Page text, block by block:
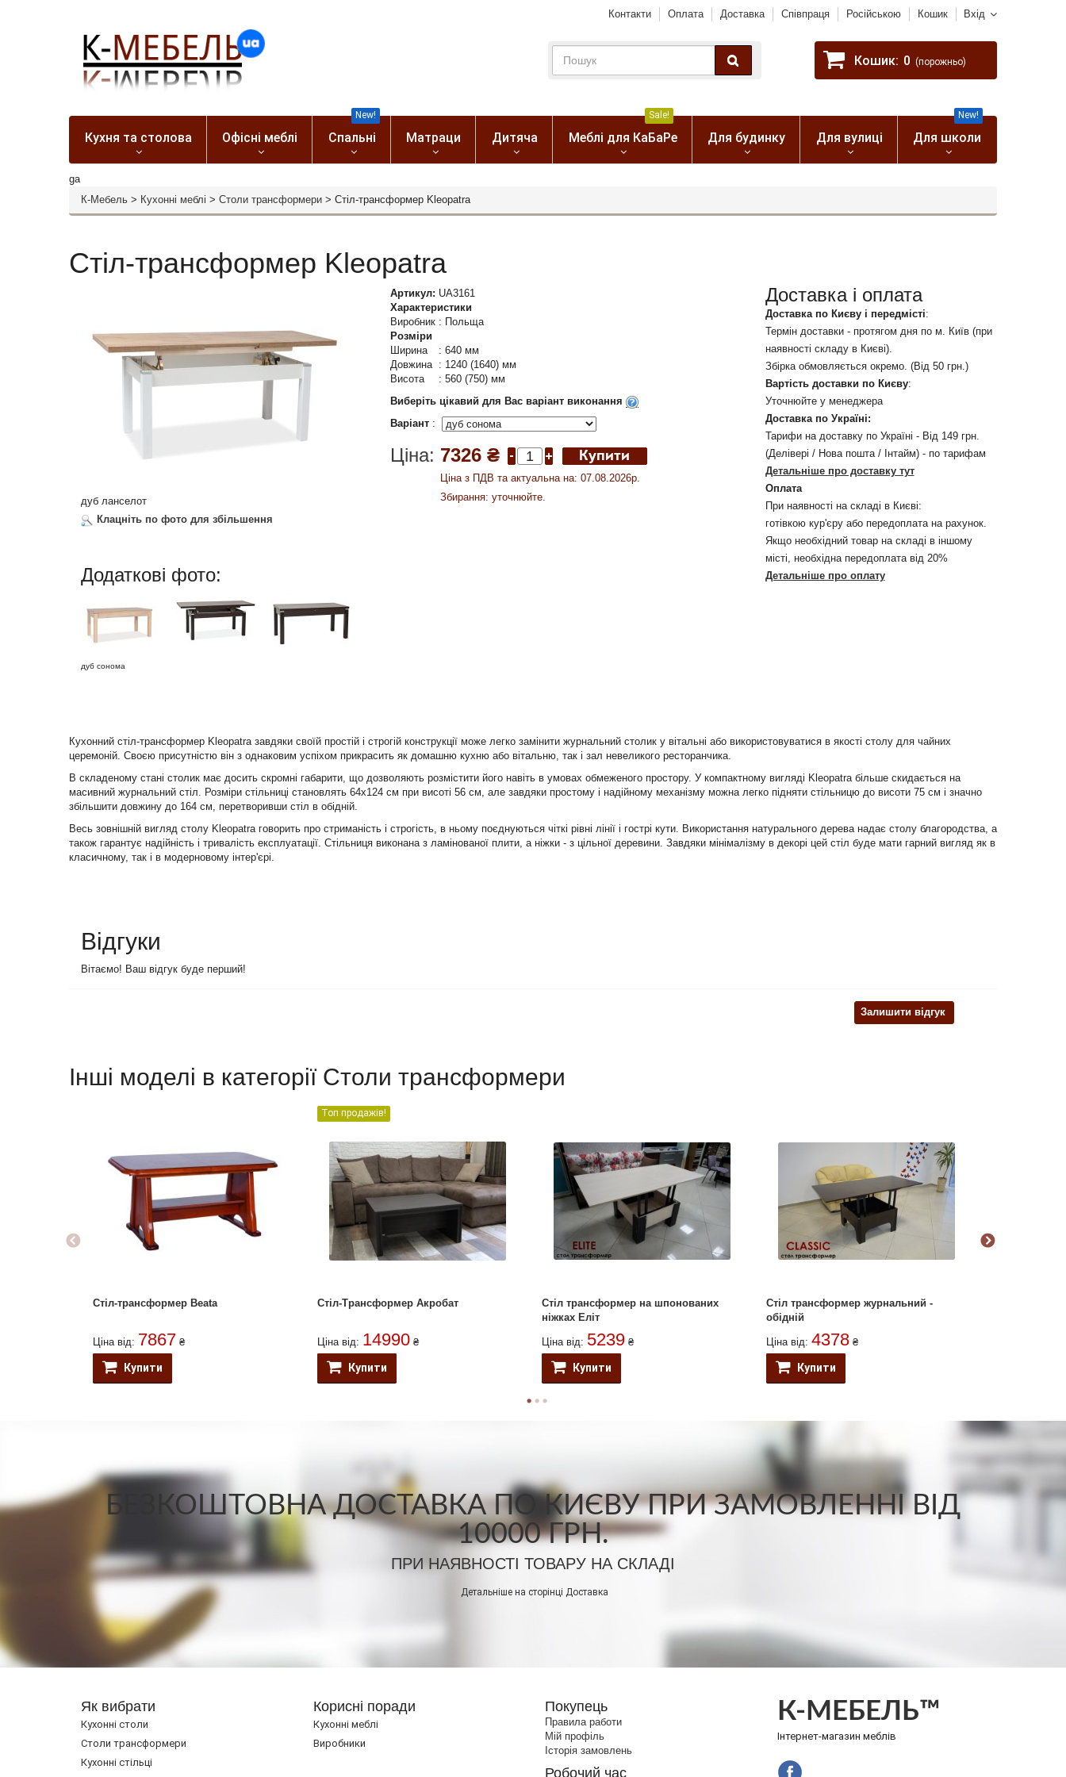
Вхід
Контакти Оплата Доставка Співпраця Російською Кошик
Кошик: 0 (порожньо)
Кухня та столова Офісні меблі Спальні
New!
Матраци Дитяча Меблі для КаБаРе
Sale!
Для будинку Для вулиці Для школи
New!
ga
К-Мебель > Кухонні меблі > Столи трансформери > Стіл-трансформер Kleopatra
Стіл-трансформер Kleopatra
дуб ланселот
Клацніть по фото для збільшення
Додаткові фото:
дуб сонома
Артикул: UA3161
Характеристики
Виробник : Польща
Розміри
Ширина
: 640 мм
Довжина : 1240 (1640) мм
Висота
: 560 (750) мм
Виберіть цікавий для Вас варіант виконання
Варіант :
Ціна: 7326 ₴
Ціна з ПДВ та актуальна на: 07.08.2026р.
Збирання: уточнюйте.
Доставка і оплата
Доставка по Києву і передмісті:
Термін доставки - протягом дня по м. Київ (при
наявності складу в Києві).
Збірка обмовляється окремо. (Від 50 грн.)
Вартість доставки по Києву:
Уточнюйте у менеджера
Доставка по Україні:
Тарифи на доставку по Україні - Від 149 грн.
(Делівері / Нова пошта / Інтайм) - по тарифам
Детальніше про доставку тут
Оплата
При наявності на складі в Києві:
готівкою кур'єру або передоплата на рахунок.
Якщо необхідний товар на складі в іншому
місті, необхідна передоплата від 20%
Детальніше про оплату
Кухонний стіл-трансформер Kleopatra завдяки своїй простій і строгій конструкції може легко замінити журнальний столик у вітальні або використовуватися в якості столу для чайних
церемоній. Своєю присутністю він з однаковим успіхом прикрасить як домашню кухню або вітальню, так і зал невеликого ресторанчика.
В складеному стані столик має досить скромні габарити, що дозволяють розмістити його навіть в умовах обмеженого простору. У компактному вигляді Kleopatra більше скидається на
масивний журнальний стіл. Розміри стільниці становлять 64х124 см при висоті 56 см, але завдяки простому і надійному механізму можна легко підняти стільницю до висоти 75 см і значно
збільшити довжину до 164 см, перетворивши стіл в обідній.
Весь зовнішній вигляд столу Kleopatra говорить про стриманість і строгість, в ньому поєднуються чіткі рівні лінії і гострі кути. Використання натурального дерева надає столу благородства, а
також гарантує надійність і тривалість експлуатації. Стільниця виконана з ламінованої плити, а ніжки - з цільної деревини. Завдяки мінімалізму в декорі цей стіл буде мати гарний вигляд як в
класичному, так і в модерновому інтер'єрі.
Відгуки
Вітаємо! Ваш відгук буде перший!
Залишити відгук
Інші моделі в категорії Столи трансформери
Стіл-трансформер Beata
Ціна від: 7867 ₴
Купити
Топ продажів!
Стіл-Трансформер Акробат
Ціна від: 14990 ₴
Купити
Стіл трансформер на шпонованих
ніжках Еліт
Ціна від: 5239 ₴
Купити
Стіл трансформер журнальний -
обідній
Ціна від: 4378 ₴
Купити
БЕЗКОШТОВНА ДОСТАВКА ПО КИЄВУ ПРИ ЗАМОВЛЕННІ ВІД
10000 ГРН.
ПРИ НАЯВНОСТІ ТОВАРУ НА СКЛАДІ
Детальніше на сторінці Доставка
Як вибрати
Кухонні столи
Cтоли трансформери
Кухонні стільці
Корисні поради
Кухонні меблі
Виробники
Покупець
Правила работи
Мій профіль
Історія замовлень
Робочий час
К-МЕБЕЛЬ™
Інтернет-магазин меблів